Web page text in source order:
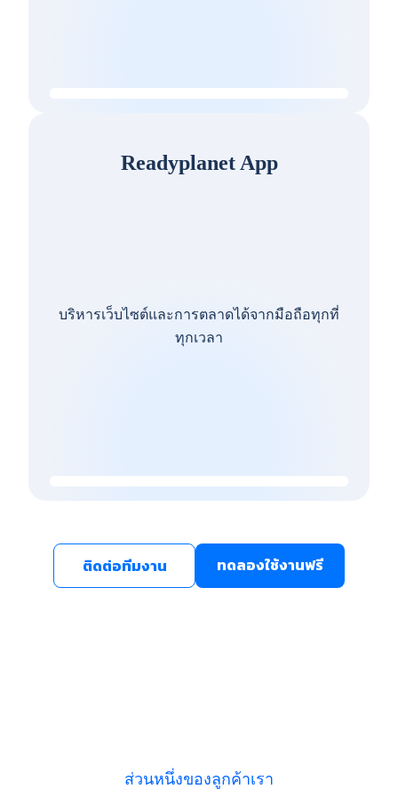
Readyplanet App
บริหารเว็บไซต์และการตลาดได้จากมือถือทุกที่
ทุกเวลา
ติดต่อทีมงาน ทดลองใช้งานฟรี
ส่วนหนึ่งของลูกค้าเรา